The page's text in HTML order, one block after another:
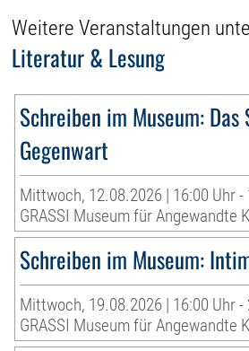
Weitere Veranstaltungen
Literatur & Lesung
Schreiben im Museum: Das
Gegenwart
Mittwoch, 12.08.2026 | 16:00 Uhr -
GRASSI Museum für Angewandte
Schreiben im Museum:
Mittwoch, 19.08.2026 | 16:00 Uhr -
GRASSI Museum für Angewandte